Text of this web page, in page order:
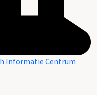
Informatie Centrum